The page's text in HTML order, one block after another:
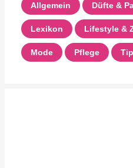
Allgemein Düfte &
Lexikon Lifestyle &
Mode Pflege